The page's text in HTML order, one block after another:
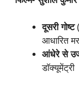
दूसरीगोष्ट
आधारित
आंधेरेसे
डॉक्यूमेंट्री